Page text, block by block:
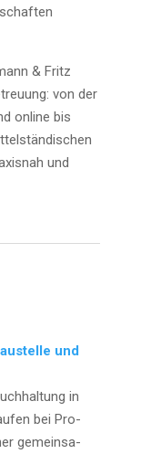
& Fritz
von der
online bis
und
und
in
bei Pro-
gemein­sa­